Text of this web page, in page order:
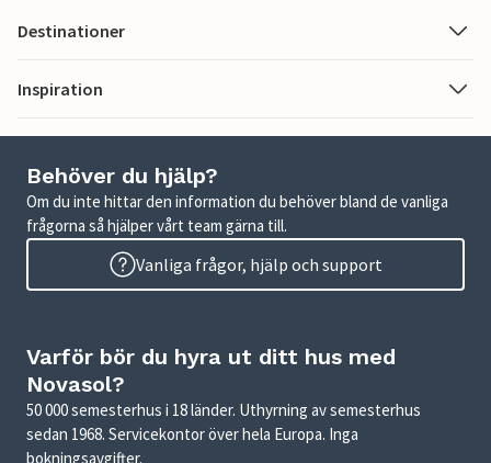
Destinationer
Inspiration
Behöver du hjälp?
Om du inte hittar den information du behöver bland de vanliga
frågorna så hjälper vårt team gärna till.
Vanliga frågor, hjälp och support
Varför bör du hyra ut ditt hus med
Novasol?
50 000 semesterhus i 18 länder. Uthyrning av semesterhus
sedan 1968. Servicekontor över hela Europa. Inga
bokningsavgifter.